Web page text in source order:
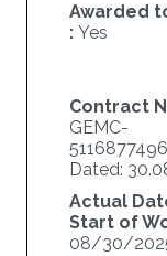
Awarded
: Yes
Contract
GEMC-
Dated:
Actual
Start of
08/30/